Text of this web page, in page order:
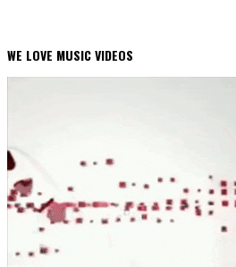
WE LOVE MUSIC VIDEOS